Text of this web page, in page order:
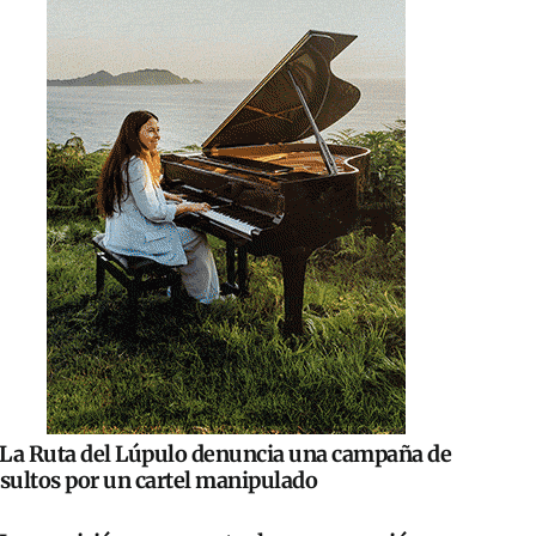
La Ruta del Lúpulo denuncia una campaña de
por un cartel manipulado